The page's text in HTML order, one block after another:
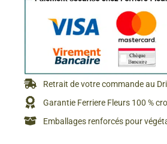
Retrait de votre commande au
Garantie Ferriere Fleurs 100 %
Emballages renforcés pour